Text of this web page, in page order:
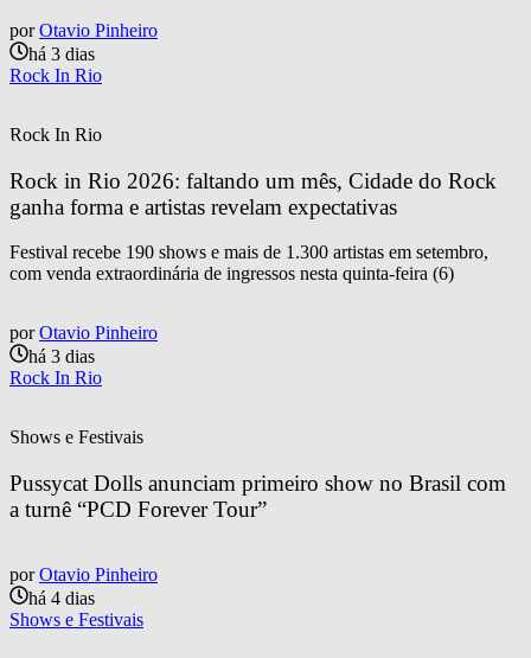
por Otavio Pinheiro
há 3 dias
Rock In Rio
Rock In Rio
Rock in Rio 2026: faltando um mês, Cidade do Rock
ganha forma e artistas revelam expectativas
Festival recebe 190 shows e mais de 1.300 artistas em setembro,
com venda extraordinária de ingressos nesta quinta-feira (6)
por Otavio Pinheiro
há 3 dias
Rock In Rio
Shows e Festivais
Pussycat Dolls anunciam primeiro show no Brasil com
a turnê “PCD Forever Tour”
por Otavio Pinheiro
há 4 dias
Shows e Festivais